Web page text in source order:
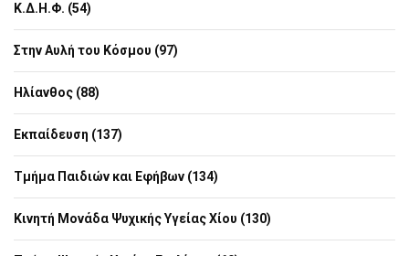
Κ.Δ.Η.Φ. (54)
Στην Αυλή του Κόσμου (97)
Ηλίανθος (88)
Εκπαίδευση (137)
Τμήμα Παιδιών και Εφήβων (134)
Κινητή Μονάδα Ψυχικής Υγείας Χίου (130)